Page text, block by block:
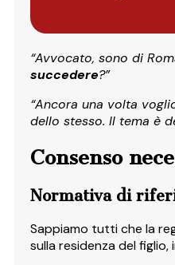
“Avvocato, sono di
succedere?”
“Ancora una volta
dello stesso. Il tema è
Consenso
Normativa di
Sappiamo tutti che la
sulla residenza del